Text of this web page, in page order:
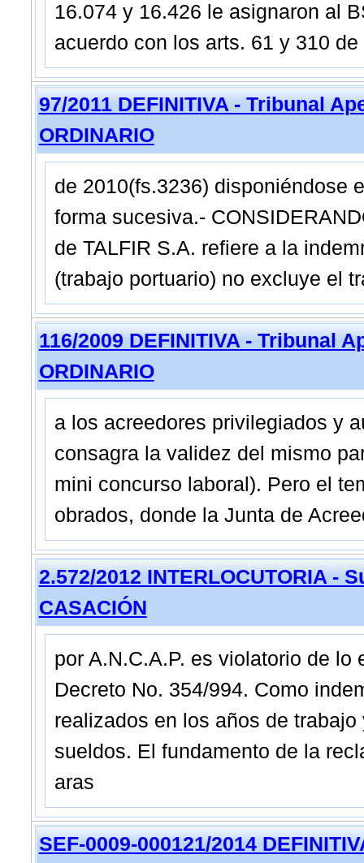
16.074 y 16.426 le asignaron al
acuerdo con los arts. 61 y 310
97/2011 DEFINITIVA - Tribunal
ORDINARIO
de 2010(fs.3236) disponiéndose
forma sucesiva.-
de TALFIR S.A. refiere a la
(trabajo portuario) no excluye el
116/2009 DEFINITIVA - Tribunal
ORDINARIO
a los acreedores privilegiados y
consagra la validez del mismo
mini concurso laboral). Pero el
obrados, donde la Junta de
2.572/2012 INTERLOCUTORIA -
CASACIÓN
por A.N.C.A.P. es violatorio de
Decreto No. 354/994. Como
realizados en los años de
sueldos. El fundamento de la
aras
SEF-0009-000121/2014